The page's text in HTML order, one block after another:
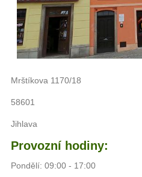
Mrštíkova 1170/18
58601
Jihlava
Provozní hodiny:
Pondělí: 09:00 - 17:00